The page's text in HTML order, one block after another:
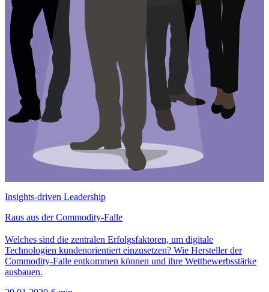
Insights-driven Leadership
Raus aus der Commodity-Falle
Welches sind die zentralen Erfolgsfaktoren, um digitale
Technologien kundenorientiert einzusetzen? Wie Hersteller der
Commodity-Falle entkommen können und ihre Wettbewerbsstärke
ausbauen.